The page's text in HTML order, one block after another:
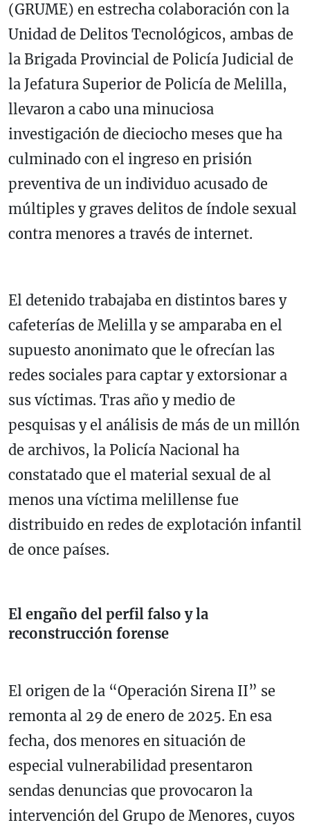
(GRUME) en estrecha colaboración con la
Unidad de Delitos Tecnológicos, ambas de
la Brigada Provincial de Policía Judicial de
la Jefatura Superior de Policía de Melilla,
llevaron a cabo una minuciosa
investigación de dieciocho meses que ha
culminado con el ingreso en prisión
preventiva de un individuo acusado de
múltiples y graves delitos de índole sexual
contra menores a través de internet.
El detenido trabajaba en distintos bares y
cafeterías de Melilla y se amparaba en el
supuesto anonimato que le ofrecían las
redes sociales para captar y extorsionar a
sus víctimas. Tras año y medio de
pesquisas y el análisis de más de un millón
de archivos, la Policía Nacional ha
constatado que el material sexual de al
menos una víctima melillense fue
distribuido en redes de explotación infantil
de once países.
El engaño del perfil falso y la
reconstrucción forense
El origen de la “Operación Sirena II” se
remonta al 29 de enero de 2025. En esa
fecha, dos menores en situación de
especial vulnerabilidad presentaron
sendas denuncias que provocaron la
intervención del Grupo de Menores, cuyos